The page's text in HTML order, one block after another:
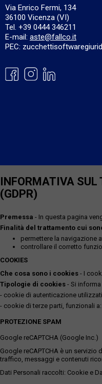
Via Enrico Fermi, 134
36100 Vicenza (VI)
Tel. +39 0444 346211
E-mail: aste@fallco.it
PEC:
INFORMATIVA SUL
(GDPR)
Premessa - In questa pagina
Finalità del trattamento cui
permettere la navigazione
controllare il corretto
COOKIES
Che cosa sono i cookies - I
Tipologie di cookies - Si
- cookie di autenticazione
- cookie di terze parti, funzionali a:
PROTEZIONE SPAM
Google reCAPTCHA (Google Inc.)
Google reCAPTCHA è un
traffico, messaggi e contenuti
Dati Personali raccolti: Cookie e